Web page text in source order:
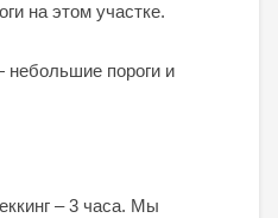
на этом участке.
пороги и
– 3 часа. Мы